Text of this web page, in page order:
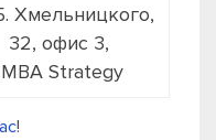
Хмельницкого,
32, офис 3,
MBA Strategy
!